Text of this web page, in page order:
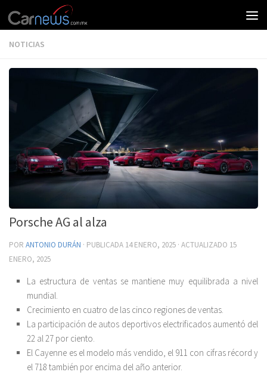
NOTICIAS
Porsche AG al alza
POR ANTONIO DURÁN · PUBLICADA 14 ENERO, 2025 · ACTUALIZADO 15
ENERO, 2025
La estructura de ventas se mantiene muy equilibrada a nivel
mundial.
Crecimiento en cuatro de las cinco regiones de ventas.
La participación de autos deportivos electrificados aumentó del
22 al 27 por ciento.
El Cayenne es el modelo más vendido, el 911 con cifras récord y
el 718 también por encima del año anterior.